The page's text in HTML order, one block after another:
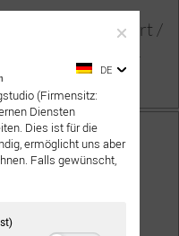
Reverse Prinz Albert /
Queen-Victoria-
Piercing
DE
(Firmensitz:
Diensten
Dies ist für die
ermöglicht uns aber
Falls gewünscht,